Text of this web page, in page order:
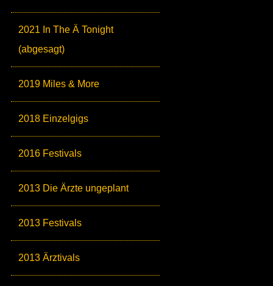
2021 In The Ä Tonight
(abgesagt)
2019 Miles & More
2018 Einzelgigs
2016 Festivals
2013 Die Ärzte ungeplant
2013 Festivals
2013 Ärztivals